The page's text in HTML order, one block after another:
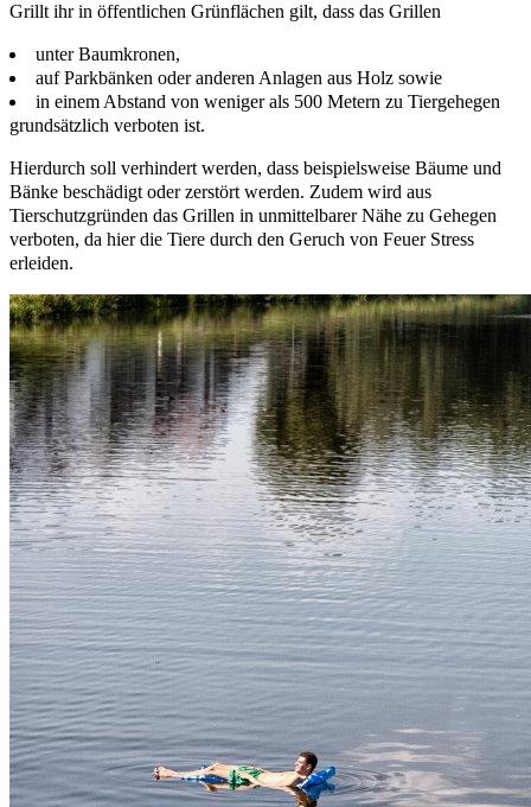
Grillt ihr in öffentlichen Grünflächen gilt, dass das Grillen
unter Baumkronen,
auf Parkbänken oder anderen Anlagen aus Holz sowie
in einem Abstand von weniger als 500 Metern zu Tiergehegen
grundsätzlich verboten ist.
Hierdurch soll verhindert werden, dass beispielsweise Bäume und
Bänke beschädigt oder zerstört werden. Zudem wird aus
Tierschutzgründen das Grillen in unmittelbarer Nähe zu Gehegen
verboten, da hier die Tiere durch den Geruch von Feuer Stress
erleiden.